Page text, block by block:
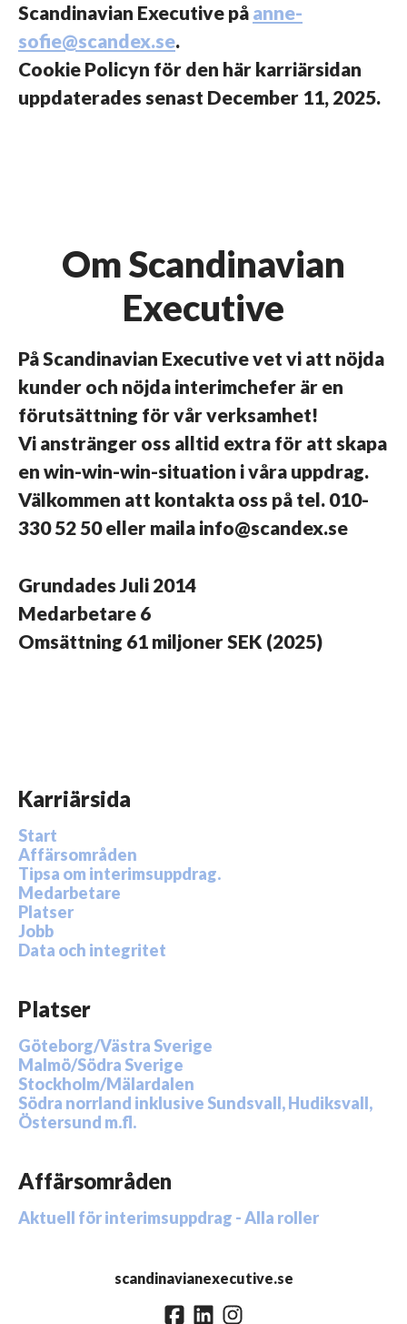
Scandinavian Executive på anne-
sofie@scandex.se.
Cookie Policyn för den här karriärsidan
uppdaterades senast December 11, 2025.
Om Scandinavian
Executive
På Scandinavian Executive vet vi att nöjda
kunder och nöjda interimchefer är en
förutsättning för vår verksamhet!
Vi anstränger oss alltid extra för att skapa
en win-win-win-situation i våra uppdrag.
Välkommen att kontakta oss på tel. 010-
330 52 50 eller maila info@scandex.se
Grundades Juli 2014
Medarbetare 6
Omsättning 61 miljoner SEK (2025)
Karriärsida
Start
Affärsområden
Tipsa om interimsuppdrag.
Medarbetare
Platser
Jobb
Data och integritet
Platser
Göteborg/Västra Sverige
Malmö/Södra Sverige
Stockholm/Mälardalen
Södra norrland inklusive Sundsvall, Hudiksvall,
Östersund m.fl.
Affärsområden
Aktuell för interimsuppdrag - Alla roller
scandinavianexecutive.se